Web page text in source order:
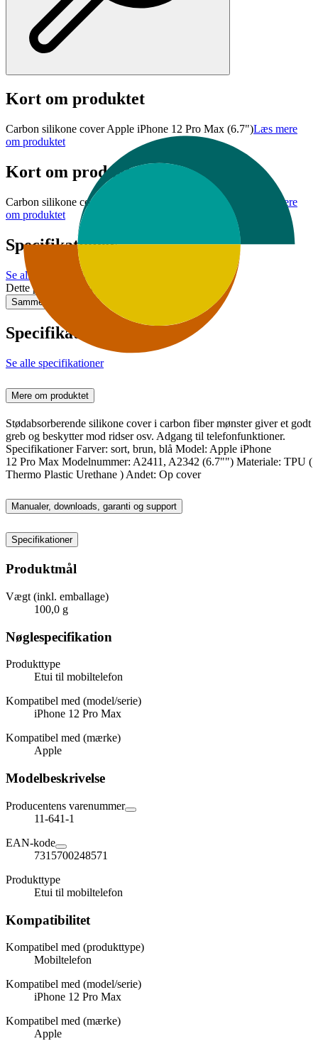
Kort om produktet
Carbon silikone cover Apple iPhone 12 Pro Max (6.7")Læs mere
om produktet
Kort om produktet
Carbon silikone cover Apple iPhone 12 Pro Max (6.7")
Læs mere
om produktet
Specifikationer
Se alle specifikationer
Dette produkt er ikke tilgængeligt
Sammenlign
Specifikationer
Se alle specifikationer
Mere om produktet
Stødabsorberende silikone cover i carbon fiber mønster giver et godt
greb og beskytter mod ridser osv. Adgang til telefonfunktioner.
Specifikationer Farver: sort, brun, blå Model: Apple iPhone
12 Pro Max Modelnummer: A2411, A2342 (6.7"") Materiale: TPU (
Thermo Plastic Urethane ) Andet: Op cover
Manualer, downloads, garanti og support
Specifikationer
Produktmål
Vægt (inkl. emballage)
100,0 g
Nøglespecifikation
Produkttype
Etui til mobiltelefon
Kompatibel med (model/serie)
iPhone 12 Pro Max
Kompatibel med (mærke)
Apple
Modelbeskrivelse
Producentens varenummer
11-641-1
EAN-kode
7315700248571
Produkttype
Etui til mobiltelefon
Kompatibilitet
Kompatibel med (produkttype)
Mobiltelefon
Kompatibel med (model/serie)
iPhone 12 Pro Max
Kompatibel med (mærke)
Apple